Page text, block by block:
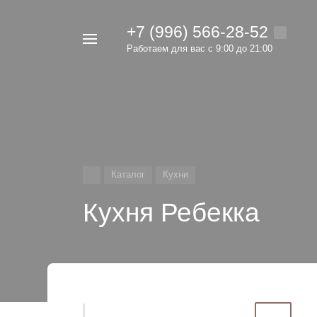
+7 (996) 566-28-52
Работаем для вас с 9:00 до 21:00
Каталог Кухни
Кухня Ребекка